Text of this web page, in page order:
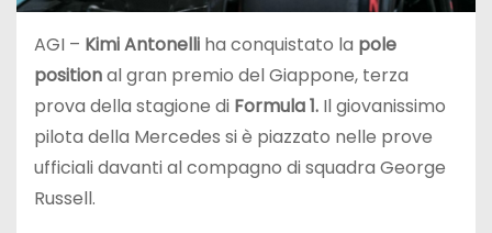
AGI – Kimi Antonelli ha conquistato la pole
positional gran premio del Giappone, terza
prova della stagione di Formula 1. Il giovanissimo
pilota della Mercedes si è piazzato nelle prove
ufficiali davanti al compagno di squadra George
Russell.